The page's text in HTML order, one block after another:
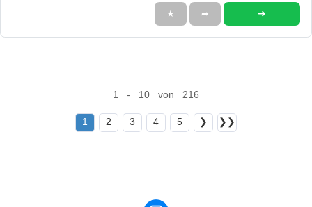
★ ➦ ➜
1 - 10 von 216
1 2 3 4 5 ❯ ❯❯